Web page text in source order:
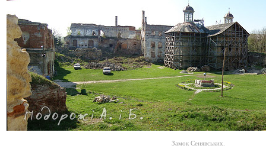
Замок Сенявських.